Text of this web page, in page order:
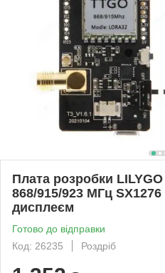
Плата розробки
868/915/923 МГц SX1276
дисплеєм
Готово до відправки
Код: 26235
Роздріб